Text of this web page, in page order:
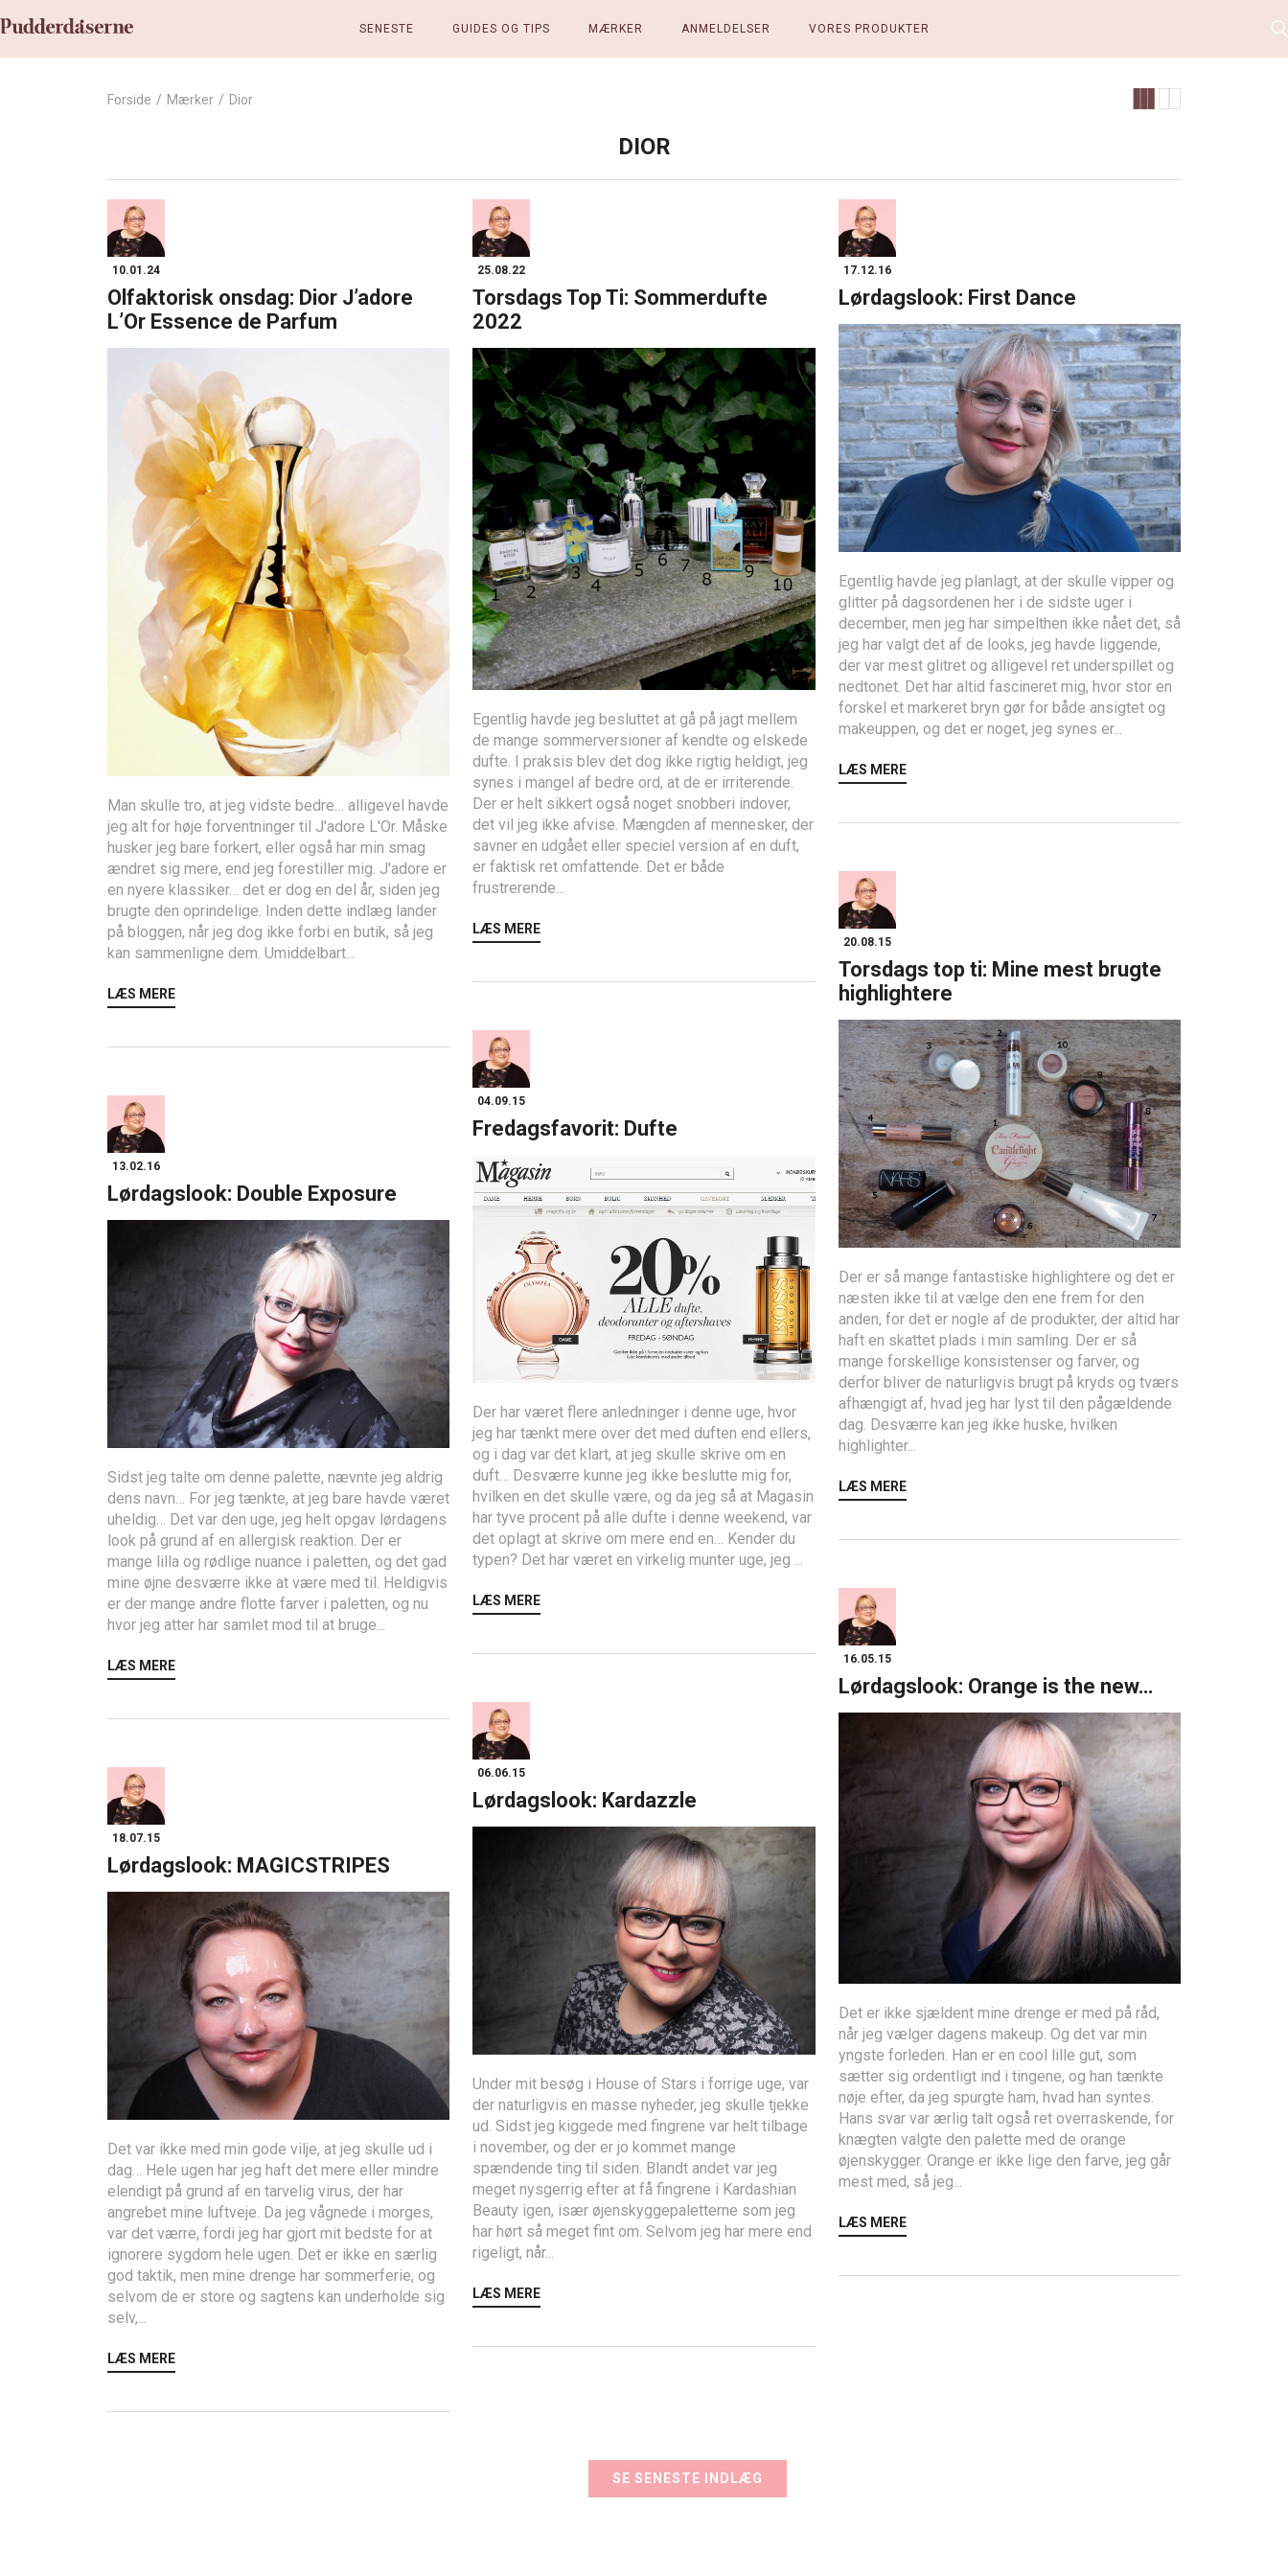
SENESTE GUIDES OG TIPS MÆRKER ANMELDELSER VORES PRODUKTER
Forside / Mærker / Dior
DIOR
10.01.24
Olfaktorisk onsdag: Dior J’adore
L’Or Essence de Parfum
Man skulle tro, at jeg vidste bedre… alligevel havde
jeg alt for høje forventninger til J'adore L'Or. Måske
husker jeg bare forkert, eller også har min smag
ændret sig mere, end jeg forestiller mig. J'adore er
en nyere klassiker… det er dog en del år, siden jeg
brugte den oprindelige. Inden dette indlæg lander
på bloggen, når jeg dog ikke forbi en butik, så jeg
kan sammenligne dem. Umiddelbart...
LÆS MERE
25.08.22
Torsdags Top Ti: Sommerdufte
2022
Egentlig havde jeg besluttet at gå på jagt mellem
de mange sommerversioner af kendte og elskede
dufte. I praksis blev det dog ikke rigtig heldigt, jeg
synes i mangel af bedre ord, at de er irriterende.
Der er helt sikkert også noget snobberi indover,
det vil jeg ikke afvise. Mængden af mennesker, der
savner en udgået eller speciel version af en duft,
er faktisk ret omfattende. Det er både
frustrerende...
LÆS MERE
17.12.16
Lørdagslook: First Dance
Egentlig havde jeg planlagt, at der skulle vipper og
glitter på dagsordenen her i de sidste uger i
december, men jeg har simpelthen ikke nået det, så
jeg har valgt det af de looks, jeg havde liggende,
der var mest glitret og alligevel ret underspillet og
nedtonet. Det har altid fascineret mig, hvor stor en
forskel et markeret bryn gør for både ansigtet og
makeuppen, og det er noget, jeg synes er...
LÆS MERE
13.02.16
Lørdagslook: Double Exposure
Sidst jeg talte om denne palette, nævnte jeg aldrig
dens navn… For jeg tænkte, at jeg bare havde været
uheldig… Det var den uge, jeg helt opgav lørdagens
look på grund af en allergisk reaktion. Der er
mange lilla og rødlige nuance i paletten, og det gad
mine øjne desværre ikke at være med til. Heldigvis
er der mange andre flotte farver i paletten, og nu
hvor jeg atter har samlet mod til at bruge...
LÆS MERE
04.09.15
Fredagsfavorit: Dufte
Der har været flere anledninger i denne uge, hvor
jeg har tænkt mere over det med duften end ellers,
og i dag var det klart, at jeg skulle skrive om en
duft… Desværre kunne jeg ikke beslutte mig for,
hvilken en det skulle være, og da jeg så at Magasin
har tyve procent på alle dufte i denne weekend, var
det oplagt at skrive om mere end en… Kender du
typen? Det har været en virkelig munter uge, jeg ...
LÆS MERE
20.08.15
Torsdags top ti: Mine mest brugte
highlightere
Der er så mange fantastiske highlightere og det er
næsten ikke til at vælge den ene frem for den
anden, for det er nogle af de produkter, der altid har
haft en skattet plads i min samling. Der er så
mange forskellige konsistenser og farver, og
derfor bliver de naturligvis brugt på kryds og tværs
afhængigt af, hvad jeg har lyst til den pågældende
dag. Desværre kan jeg ikke huske, hvilken
highlighter...
LÆS MERE
18.07.15
Lørdagslook: MAGICSTRIPES
Det var ikke med min gode vilje, at jeg skulle ud i
dag… Hele ugen har jeg haft det mere eller mindre
elendigt på grund af en tarvelig virus, der har
angrebet mine luftveje. Da jeg vågnede i morges,
var det værre, fordi jeg har gjort mit bedste for at
ignorere sygdom hele ugen. Det er ikke en særlig
god taktik, men mine drenge har sommerferie, og
selvom de er store og sagtens kan underholde sig
selv,...
LÆS MERE
06.06.15
Lørdagslook: Kardazzle
Under mit besøg i House of Stars i forrige uge, var
der naturligvis en masse nyheder, jeg skulle tjekke
ud. Sidst jeg kiggede med fingrene var helt tilbage
i november, og der er jo kommet mange
spændende ting til siden. Blandt andet var jeg
meget nysgerrig efter at få fingrene i Kardashian
Beauty igen, især øjenskyggepaletterne som jeg
har hørt så meget fint om. Selvom jeg har mere end
rigeligt, når...
LÆS MERE
16.05.15
Lørdagslook: Orange is the new…
Det er ikke sjældent mine drenge er med på råd,
når jeg vælger dagens makeup. Og det var min
yngste forleden. Han er en cool lille gut, som
sætter sig ordentligt ind i tingene, og han tænkte
nøje efter, da jeg spurgte ham, hvad han syntes.
Hans svar var ærlig talt også ret overraskende, for
knægten valgte den palette med de orange
øjenskygger. Orange er ikke lige den farve, jeg går
mest med, så jeg...
LÆS MERE
SE SENESTE INDLÆG